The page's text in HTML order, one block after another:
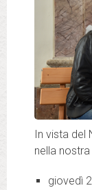
In vista del
nella
giovedì